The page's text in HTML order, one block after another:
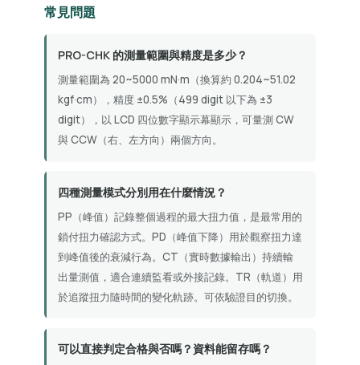
常見問題
PRO-CHK 的測量範圍與精度是多少？
測量範圍為 20~5000 mN·m（換算約 0.204~51.02
kgf·cm），精度 ±0.5%（499 digit 以下為 ±3
digit），以 LCD 四位數字顯示幕顯示，可量測 CW
與 CCW（右、左方向）兩個方向。
四種測量模式分別用在什麼情況？
PP（峰值）記錄整個過程的最大扭力值，是最常用的
鎖付扭力確認方式。PD（峰值下降）用於觀察扭力達
到峰值後的衰減行為。CT（實時數據輸出）持續輸
出量測值，適合連續監看或外接記錄。TR（軌道）用
於追蹤扭力隨時間的變化軌跡。可依驗證目的切換。
可以直接判定合格與否嗎？資料能留存嗎？